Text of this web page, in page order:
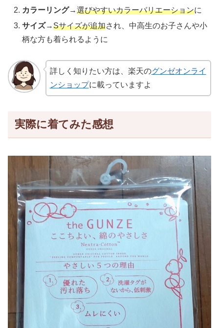
カラーリング→選びやすいカラーバリエーションに
サイズ→Sサイズが追加され、中高生のお子さんや小
柄な方も着られるように
詳しく知りたい方は、楽天のグンゼオンライ
ンショップに載っていますよ
実際に着てみた感想